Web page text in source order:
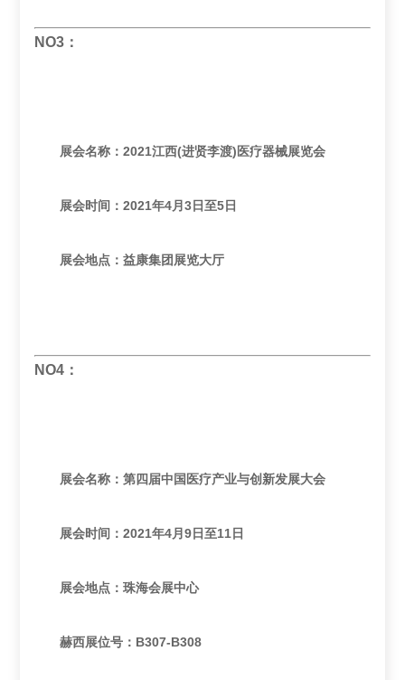
NO3：
展会名称：2021江西(进贤李渡)医疗器械展览会
展会时间：2021年4月3日至5日
展会地点：益康集团展览大厅
NO4：
展会名称：第四届中国医疗产业与创新发展大会
展会时间：2021年4月9日至11日
展会地点：珠海会展中心
赫西展位号：B307-B308